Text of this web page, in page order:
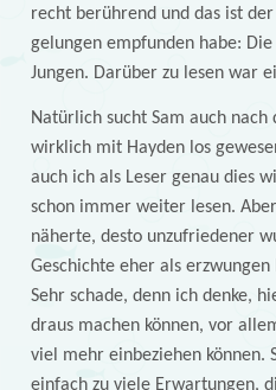
recht berührend und das ist
gelungen empfunden habe:
Jungen. Darüber zu lesen war
Natürlich sucht Sam auch
wirklich mit Hayden los
auch ich als Leser genau dies
schon immer weiter lesen.
näherte, desto unzufriedener
Geschichte eher als
Sehr schade, denn ich denke,
draus machen können, vor
viel mehr einbeziehen können.
einfach zu viele Erwartungen,